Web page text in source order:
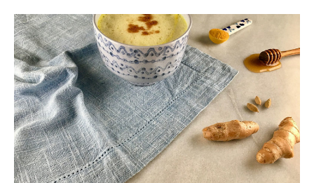
indisches
Naturheilmittel
[Ashwaganda
Kapseln]